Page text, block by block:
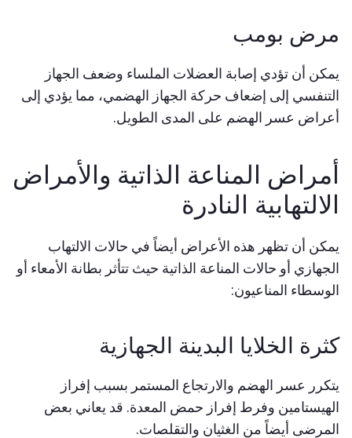
مرض بومب
يمكن أن تؤدي إصابة العضلات الملساء وضعف الجهاز
التنفسي إلى إضعاف حركة الجهاز الهضمي، مما يؤدي إلى
أعراض عسر الهضم على المدى الطويل.
أمراض المناعة الذاتية والأمراض
الالتهابية النادرة
يمكن أن تظهر هذه الأعراض أيضاً في حالات الالتهاب
الجهازي أو حالات المناعة الذاتية حيث تتأثر بطانة الأمعاء أو
الوسطاء المناعيون:
كثرة الخلايا البدينة الجهازية
يتكرر عسر الهضم والارتجاع المستمر بسبب إفراز
الهيستامين وفرط إفراز حمض المعدة. قد يعاني بعض
المرضى أيضاً من الغثيان والتقلصات.